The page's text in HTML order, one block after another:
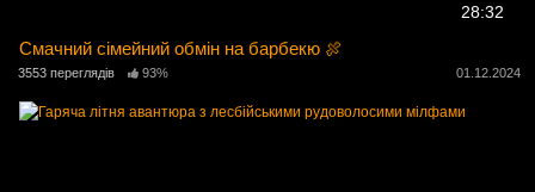
28:32
Смачний сімейний обмін на барбекю 🍖
3553 переглядів 93% 01.12.2024